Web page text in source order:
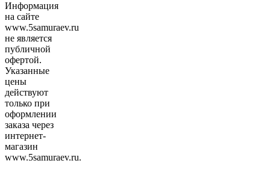
Информация
на сайте
www.5samuraev.ru
не является
публичной
офертой.
Указанные
цены
действуют
только при
оформлении
заказа через
интернет-
магазин
www.5samuraev.ru.